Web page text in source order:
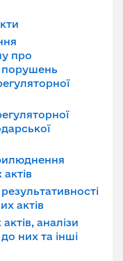
про
порушень
актів
аналізи
них та інші